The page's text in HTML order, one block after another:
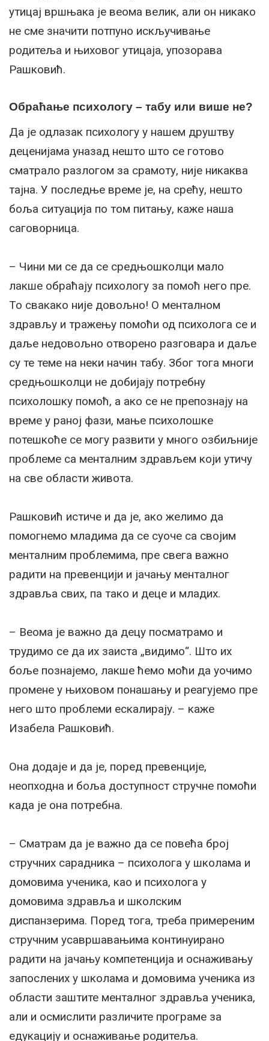
утицај вршњака је веома велик, али он никако
не сме значити потпуно искључивање
родитеља и њиховог утицаја, упозорава
Рашковић.
Обраћање психологу – табу или више не?
Да је одлазак психологу у нашем друштву
деценијама уназад нешто што се готово
сматрало разлогом за срамоту, није никаква
тајна. У последње време је, на срећу, нешто
боља ситуација по том питању, каже наша
саговорница.
– Чини ми се да се средњошколци мало
лакше обраћају психологу за помоћ него пре.
То свакако није довољно! О менталном
здрављу и тражењу помоћи од психолога се и
даље недовољно отворено разговара и даље
су те теме на неки начин табу. Због тога многи
средњошколци не добијају потребну
психолошку помоћ, а ако се не препознају на
време у раној фази, мање психолошке
потешкоће се могу развити у много озбиљније
проблеме са менталним здрављем који утичу
на све области живота.
Рашковић истиче и да је, ако желимо да
помогнемо младима да се суоче са својим
менталним проблемима, пре свега важно
радити на превенцији и јачању менталног
здравља свих, па тако и деце и младих.
– Веома је важно да децу посматрамо и
трудимо се да их заиста „видимо“. Што их
боље познајемо, лакше ћемо моћи да уочимо
промене у њиховом понашању и реагујемо пре
него што проблеми ескалирају. – каже
Изабела Рашковић.
Она додаје и да је, поред превенције,
неопходна и боља доступност стручне помоћи
када је она потребна.
– Сматрам да је важно да се повећа број
стручних сарадника – психолога у школама и
домовима ученика, као и психолога у
домовима здравља и школским
диспанзерима. Поред тога, треба примереним
стручним усавршавањима континуирано
радити на јачању компетенција и оснаживању
запослених у школама и домовима ученика из
области заштите менталног здравља ученика,
али и осмислити различите програме за
едукацију и оснаживање родитеља.